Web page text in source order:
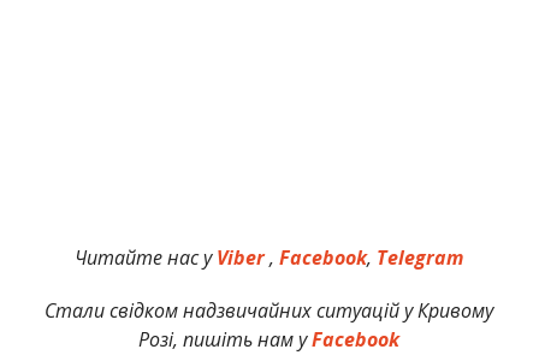
Читайте нас уViber,Facebook, Telegram
Стали свідком надзвичайних ситуацій у Кривому
Розі, пишіть нам уFacebook